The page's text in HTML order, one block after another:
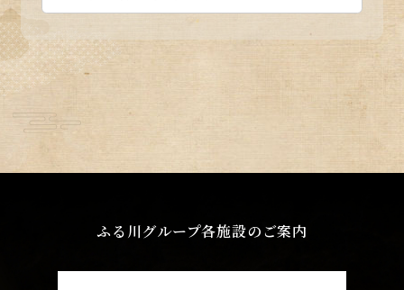
ふる川グループ各施設のご案内